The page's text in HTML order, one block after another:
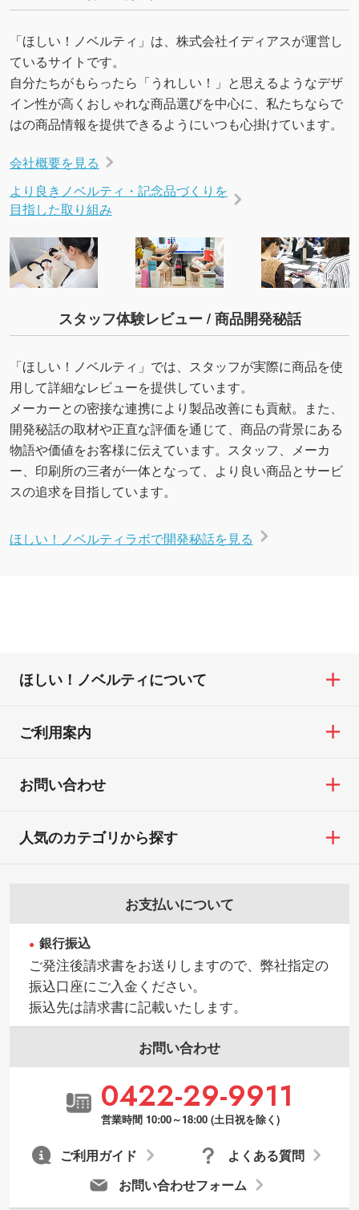
URLをご指定いただければ、QRコードを生成
いたします。配置のご相談にも応じています。
→詳しく見る
「ほしい！ノベルティ」は、株式会社イディアスが運営し
ているサイトです。
自分たちがもらったら「うれしい！」と思えるようなデザ
イン性が高くおしゃれな商品選びを中心に、私たちならで
はの商品情報を提供できるようにいつも心掛けています。
会社概要を見る
より良きノベルティ・記念品づくりを
目指した取り組み
スタッフ体験レビュー / 商品開発秘話
「ほしい！ノベルティ」では、スタッフが実際に商品を使
用して詳細なレビューを提供しています。
メーカーとの密接な連携により製品改善にも貢献。また、
開発秘話の取材や正直な評価を通じて、商品の背景にある
物語や価値をお客様に伝えています。スタッフ、メーカ
ー、印刷所の三者が一体となって、より良い商品とサービ
スの追求を目指しています。
ほしい！ノベルティラボで開発秘話を見る
ほしい！ノベルティについて
ご利用案内
お問い合わせ
お支払いについて
銀行振込
ご発注後請求書をお送りしますので、弊社指定の
振込口座にご入金ください。
振込先は請求書に記載いたします。
お問い合わせ
0422-29-9911
営業時間 10:00～18:00 (土日祝を除く)
お問い合わせフォーム
よくある質問
ご利用ガイド
人気のカテゴリから探す